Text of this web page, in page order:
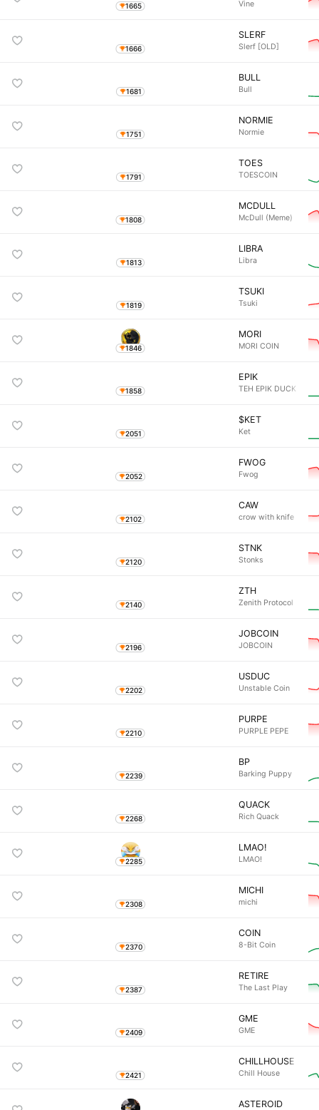
1665 Vine
1666
SLERF
Slerf [OLD]
1681
BULL
Bull
1751
NORMIE
Normie
1791
TOES
TOESCOIN
1808
MCDULL
McDull (Meme)
1813
LIBRA
Libra
1819
TSUKI
Tsuki
1846
MORI
MORI COIN
1858
EPIK
TEH EPIK DUCK
2051
$KET
Ket
2052
FWOG
Fwog
2102
CAW
crow with knife
2120
STNK
Stonks
2140
ZTH
Zenith Protocol
2196
JOBCOIN
JOBCOIN
2202
USDUC
Unstable Coin
2210
PURPE
PURPLE PEPE
2239
BP
Barking Puppy
2268
QUACK
Rich Quack
2285
LMAO!
LMAO!
2308
MICHI
michi
2370
COIN
8-Bit Coin
2387
RETIRE
The Last Play
2409
GME
GME
2421
CHILLHOUSE
Chill House
ASTEROID